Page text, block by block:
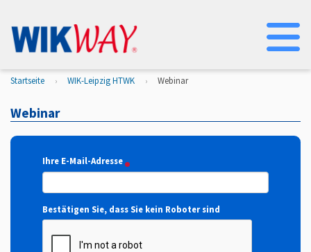
Startseite WIK-Leipzig HTWK Webinar
Webinar
Ihre E-Mail-Adresse
Bestätigen Sie, dass Sie kein Roboter sind